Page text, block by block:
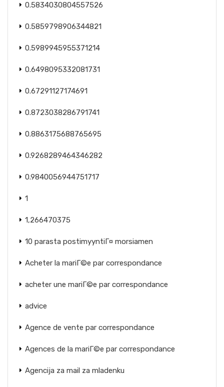
0.5834030804557526
0.5859798906344821
0.5989945955371214
0.6498095332081731
0.67291127174691
0.8723038286791741
0.8863175688765695
0.9268289464346282
0.9840056944751717
1
1,266470375
10 parasta postimyyntiГ¤ morsiamen
Acheter la mariГ©e par correspondance
acheter une mariГ©e par correspondance
advice
Agence de vente par correspondance
Agences de la mariГ©e par correspondance
Agencija za mail za mladenku